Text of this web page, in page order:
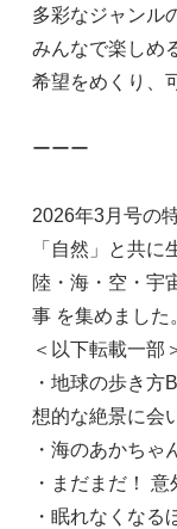
多彩なジャンル
みんなで楽しめ
希望をめくり、
ーーー
2026年3月号の
「自然」と共に
陸・海・空・宇
事 を集めました
＜以下転載一部
・地球の歩き方
想的な絶景に会
・海のあかちゃ
・まだまだ！
・眠れなくなる